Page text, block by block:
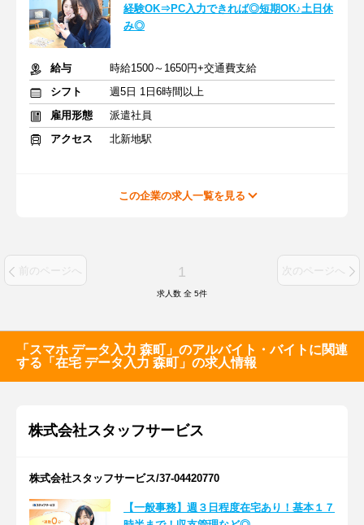
経験OK⇒PC入力できれば◎短期OK♪土日休
み◎
給与
時給1500～1650円+交通費支給
シフト
週5日 1日6時間以上
雇用形態
派遣社員
アクセス
北新地駅
この企業の求人一覧を見る
前のページへ 1 次のページへ
求人数 全 5件
「スマホ データ入力 森町」のアルバイト・バイトに関連
する「在宅 データ入力 森町」の求人情報
株式会社スタッフサービス
株式会社スタッフサービス/37-04420770
【一般事務】週３日程度在宅あり！基本１７